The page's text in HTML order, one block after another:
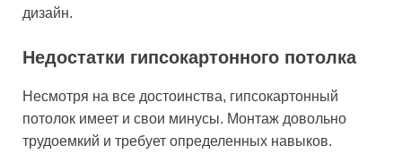
дизайн.
Недостатки гипсокартонного потолка
Несмотря на все достоинства, гипсокартонный
потолок имеет и свои минусы. Монтаж довольно
трудоемкий и требует определенных навыков.